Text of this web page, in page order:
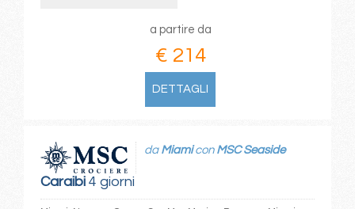
a partire da
€ 214
DETTAGLI
Caraibi4 giorni
da Miamicon MSC Seaside